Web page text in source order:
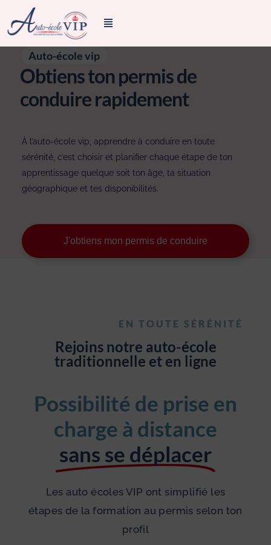
Auto-école vip
Obtiens ton permis de
conduire rapidement
À l’auto-école vip, apprendre à conduire en toute
sérénité, c’est choisir et planifier chaque étape de ton
apprentissage quelque soit ton âge, ta situation
géographique et tes disponibilités.
J'obtiens mon permis de conduire
EN TOUTE SÉRÉNITÉ
Rejoins notre auto-école
traditionnelle et en ligne
Possibilité de prise en
charge à distance
sans se déplacer
Les auto écoles VIP ont simplifié les
étapes de la formation au permis selon ton
profil